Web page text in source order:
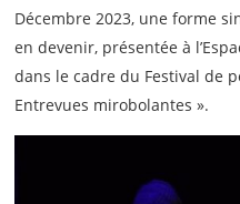
Décembre 2023, une forme
en devenir, présentée à
dans le cadre du Festival de
Entrevues mirobolantes ».